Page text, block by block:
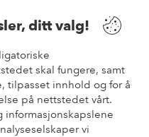
ditt valg!
skal fungere, samt
tilpasset innhold og for å
på nettstedet vårt.
informasjonskapslene
vi